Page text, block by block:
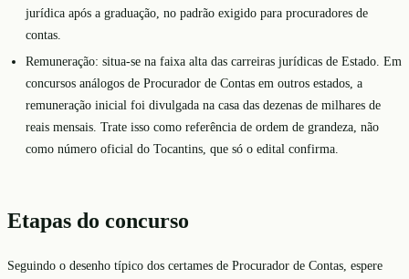
jurídica após a graduação, no padrão exigido para procuradores de
contas.
Remuneração: situa-se na faixa alta das carreiras jurídicas de Estado. Em
concursos análogos de Procurador de Contas em outros estados, a
remuneração inicial foi divulgada na casa das dezenas de milhares de
reais mensais. Trate isso como referência de ordem de grandeza, não
como número oficial do Tocantins, que só o edital confirma.
Etapas do concurso
Seguindo o desenho típico dos certames de Procurador de Contas, espere